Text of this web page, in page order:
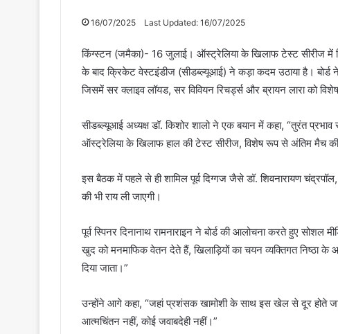
16/07/2025 Last Updated: 16/07/2025
किंग्स्टन (जमैका)- 16 जुलाई। ऑस्ट्रेलिया के खिलाफ टेस्ट सीरीज में
के बाद क्रिकेट वेस्टइंडीज (सीडब्ल्यूआई) ने कड़ा कदम उठाया है।
जिसमें सर क्लाइव लॉयड, सर विवियन रिचर्ड्स और ब्रायन लारा को
सीडब्ल्यूआई अध्यक्ष डॉ. किशोर शालो ने एक बयान में कहा, “तुरंत
ऑस्ट्रेलिया के खिलाफ हाल की टेस्ट सीरीज, विशेष रूप से अंतिम मैच
इस बैठक में पहले से ही शामिल पूर्व दिग्गज जैसे डॉ. शिवनारायण
की भी राय ली जाएगी।
पूर्व स्पिनर दिनानाथ रामनाराइन ने बोर्ड की आलोचना करते हुए सोशल
खुद को मनमाफिक वेतन देते हैं, खिलाड़ियों का चयन व्यक्तिगत निष्ठा के
दिया जाता।”
उन्होंने आगे कहा, “जहां प्रशंसक खामोशी के साथ इस खेल से दूर होते जा
आत्मचिंतन नहीं, कोई जवाबदेही नहीं।”